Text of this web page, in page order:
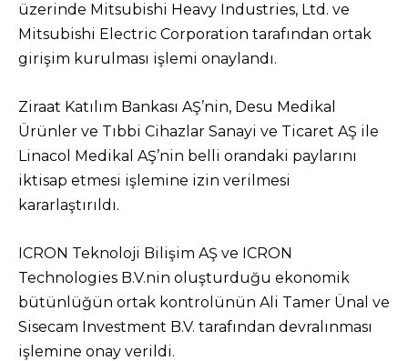
üzerinde Mitsubishi Heavy Industries, Ltd. ve
Mitsubishi Electric Corporation tarafından ortak
girişim kurulması işlemi onaylandı.
Ziraat Katılım Bankası AŞ’nin, Desu Medikal
Ürünler ve Tıbbi Cihazlar Sanayi ve Ticaret AŞ ile
Linacol Medikal AŞ’nin belli orandaki paylarını
iktisap etmesi işlemine izin verilmesi
kararlaştırıldı.
ICRON Teknoloji Bilişim AŞ ve ICRON
Technologies B.V.nin oluşturduğu ekonomik
bütünlüğün ortak kontrolünün Ali Tamer Ünal ve
Sisecam Investment B.V. tarafından devralınması
işlemine onay verildi.